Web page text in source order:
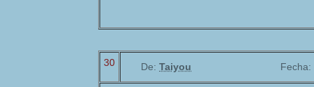
30 De: Taiyou Fecha: